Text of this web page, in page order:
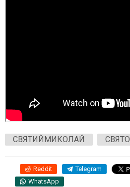
СВЯТИЙМИКОЛАЙ СВЯТО
Reddit Telegram
WhatsApp